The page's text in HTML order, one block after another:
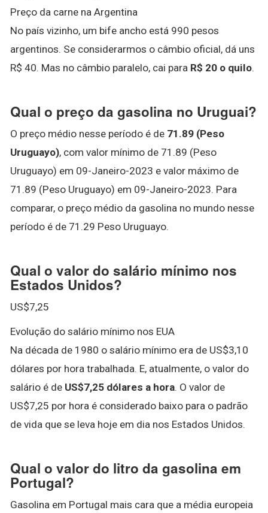
Preço da carne na Argentina
No país vizinho, um bife ancho está 990 pesos
argentinos. Se considerarmos o câmbio oficial, dá uns
R$ 40. Mas no câmbio paralelo, cai para R$ 20 o quilo.
Qual o preço da gasolina no Uruguai?
O preço médio nesse período é de 71.89 (Peso
Uruguayo), com valor mínimo de 71.89 (Peso
Uruguayo) em 09-Janeiro-2023 e valor máximo de
71.89 (Peso Uruguayo) em 09-Janeiro-2023. Para
comparar, o preço médio da gasolina no mundo nesse
período é de 71.29 Peso Uruguayo.
Qual o valor do salário mínimo nos
Estados Unidos?
US$7,25
Evolução do salário mínimo nos EUA
Na década de 1980 o salário mínimo era de US$3,10
dólares por hora trabalhada. E, atualmente, o valor do
salário é de US$7,25 dólares a hora. O valor de
US$7,25 por hora é considerado baixo para o padrão
de vida que se leva hoje em dia nos Estados Unidos.
Qual o valor do litro da gasolina em
Portugal?
Gasolina em Portugal mais cara que a média europeia